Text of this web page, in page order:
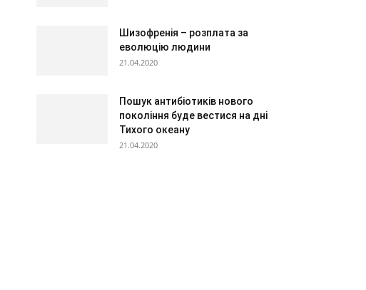
Шизофренія – розплата за
еволюцію людини
21.04.2020
Пошук антибіотиків нового
покоління буде вестися на дні
Тихого океану
21.04.2020